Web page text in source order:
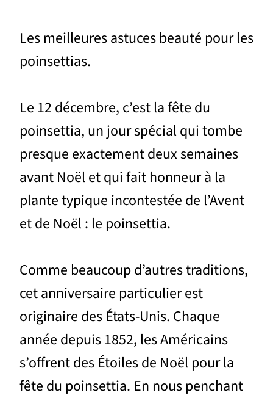
Les meilleures astuces beauté pour les
poinsettias.
Le 12 décembre, c’est la fête du
poinsettia, un jour spécial qui tombe
presque exactement deux semaines
avant Noël et qui fait honneur à la
plante typique incontestée de l’Avent
et de Noël : le poinsettia.
Comme beaucoup d’autres traditions,
cet anniversaire particulier est
originaire des États-Unis. Chaque
année depuis 1852, les Américains
s’offrent des Étoiles de Noël pour la
fête du poinsettia. En nous penchant